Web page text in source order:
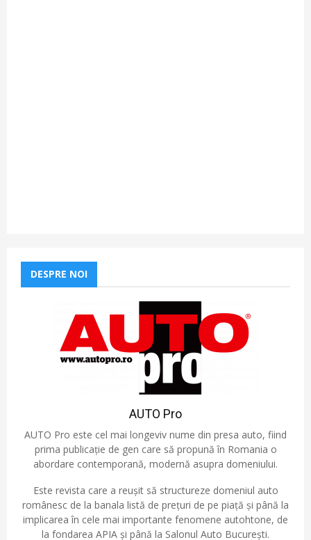
DESPRE NOI
AUTO Pro
AUTO Pro este cel mai longeviv nume din presa auto, fiind
prima publicație de gen care să propună în Romania o
abordare contemporană, modernă asupra domeniului.
Este revista care a reușit să structureze domeniul auto
românesc de la banala listă de prețuri de pe piață și până la
implicarea în cele mai importante fenomene autohtone, de
la fondarea APIA și până la Salonul Auto București.